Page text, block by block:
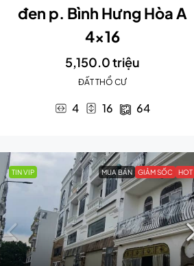
đen p. Bình Hưng Hòa A
4×16
5,150.0 triệu
ĐẤT THỔ CƯ
4 16 64
TIN VIP MUA BÁN GIẢM SỐC HOT